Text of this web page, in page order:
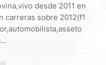
desde 2011 en
carreras sobre 2012(f1